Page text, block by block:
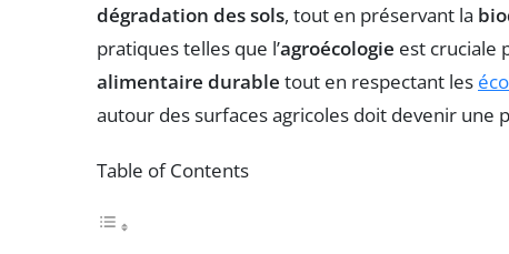
dégradation des sols, tout en préservant la
pratiques telles que l’agroécologie est cruciale
alimentaire durable tout en respectant les
autour des surfaces agricoles doit devenir une
Table of Contents